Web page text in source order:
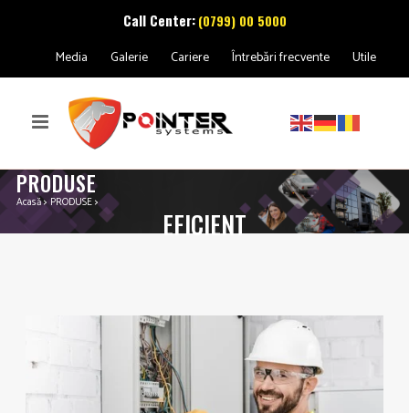
Call Center: (0799) 00 5000
Media Galerie Cariere Întrebări frecvente Utile
PRODUSE
Acasă> PRODUSE>
EFICIENT